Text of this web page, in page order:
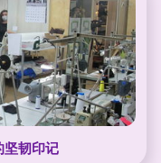
坚韧印记